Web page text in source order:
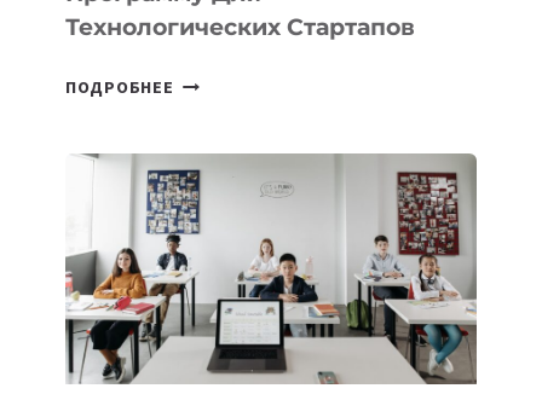
ПРЕДПРИНИМАТЕЛЬСТВО
Технологических Стартапов
ПОДРОБНЕЕ ОТКРЫТ
DEAL
VELOCITY
BY
MOST
—
МЕЖДУНАРОДНУЮ
ПРОГРАММУ
ДЛЯ